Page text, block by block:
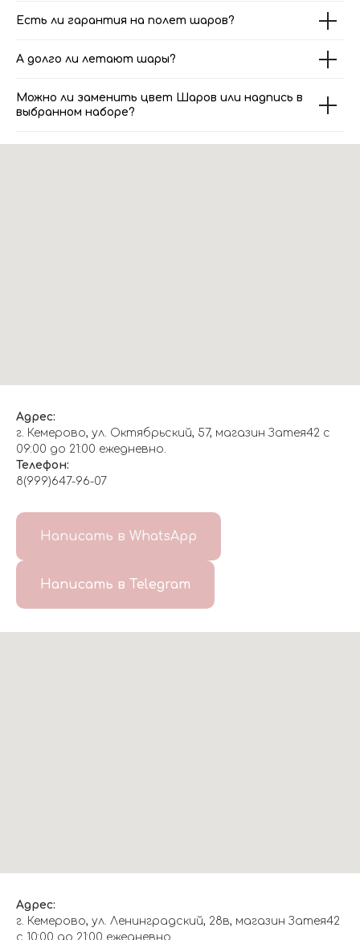
Есть ли гарантия на полет шаров?
А долго ли летают шары?
Можно ли заменить цвет Шаров или надпись в
выбранном наборе?
Адрес:
г. Кемерово, ул. Октябрьский, 57, магазин Затея42 с
09:00 до 21:00 ежедневно.
Телефон:
8(999)647-96-07
Написать в WhatsApp
Написать в Telegram
Адрес:
г. Кемерово, ул. Ленинградский, 28в, магазин Затея42
с 10:00 до 21:00 ежедневно.